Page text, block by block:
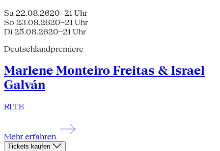
Sa 22.08.2620–21 Uhr
So 23.08.2620–21 Uhr
Di 25.08.2620–21 Uhr
Deutschlandpremiere
Marlene Monteiro Freitas & Israel
Galván
RI TE
Mehr erfahren
Tickets kaufen